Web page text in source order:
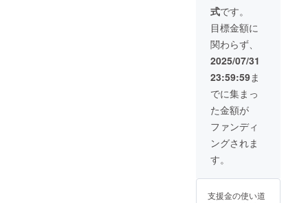
意ください。
ネーム等を20文
字以内（日本語
のみ）を備考欄
にご記入願いま
す。
の場合はイベン
トにて使用する
屋内会場での掲
示をさせて頂き
ます。 1枚のの
ぼり旗に10名様
（ニックネー
ム）を記載しま
す。 のぼり旗サ
イズ 縦1500㎜
ｘ横450㎜ イベ
冑館敷地内に
2025年12月末ま
で設置致しま
す。 のぼり旗に
ご希望するお名
式です。
目標金額に
関わらず、
2025/07/31
23:59:59ま
でに集まっ
た金額が
ファンディ
ングされま
す。
支援金の使い道